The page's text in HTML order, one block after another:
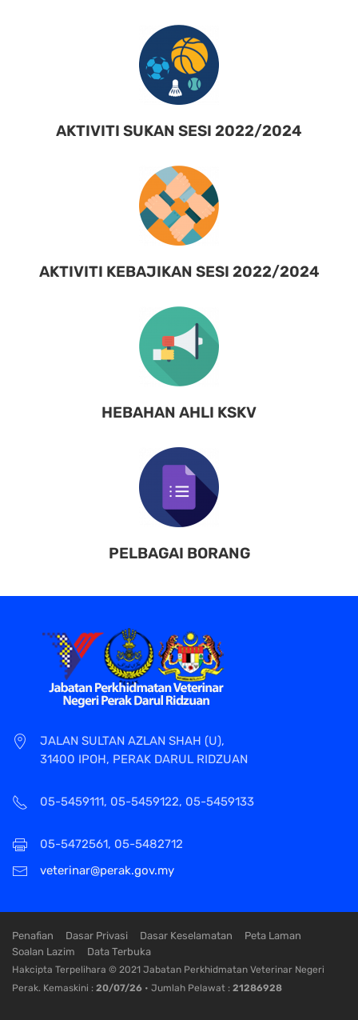
AKTIVITI SUKAN SESI 2022/2024
AKTIVITI KEBAJIKAN SESI 2022/2024
HEBAHAN AHLI KSKV
PELBAGAI BORANG
JALAN SULTAN AZLAN SHAH (U),
31400 IPOH, PERAK DARUL RIDZUAN
05-5459111, 05-5459122, 05-5459133
05-5472561, 05-5482712
veterinar@perak.gov.my
Penafian Dasar Privasi Dasar Keselamatan
Peta Laman
Soalan Lazim
Data Terbuka
Hakcipta Terpelihara © 2021 Jabatan Perkhidmatan Veterinar Negeri
Perak. Kemaskini : 20/07/26 • Jumlah Pelawat : 21286928